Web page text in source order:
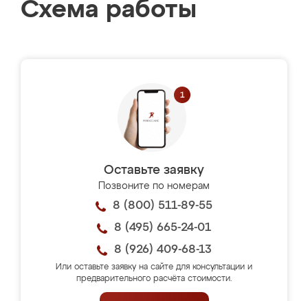
Схема работы
Оставьте заявку
Позвоните по номерам
8 (800) 511-89-55
8 (495) 665-24-01
8 (926) 409-68-13
Или оставьте заявку на сайте для консультации и
предварительного расчёта стоимости.